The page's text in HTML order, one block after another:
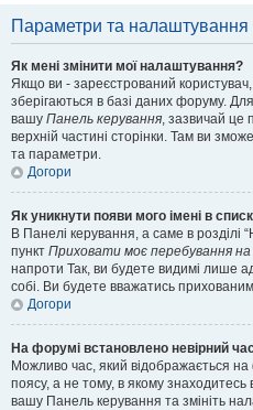
Параметри та налаштування
Як мені змінити мої налаштування?
Якщо ви - зареєстрований
зберігаються в базі даних форуму.
вашу Панель керування, зазвичай це
верхній частині сторінки. Там ви
та параметри.
Догори
Як уникнути появи мого імені в
В Панелі керування, а саме в розділі
пункт Приховати моє перебування
напроти Так, ви будете видимі лише
собі. Ви будете вважатись
Догори
На форумі встановлено невірний
Можливо час, який відображається
поясу, а не тому, в якому знаходитесь
вашу Панель керування та змініть